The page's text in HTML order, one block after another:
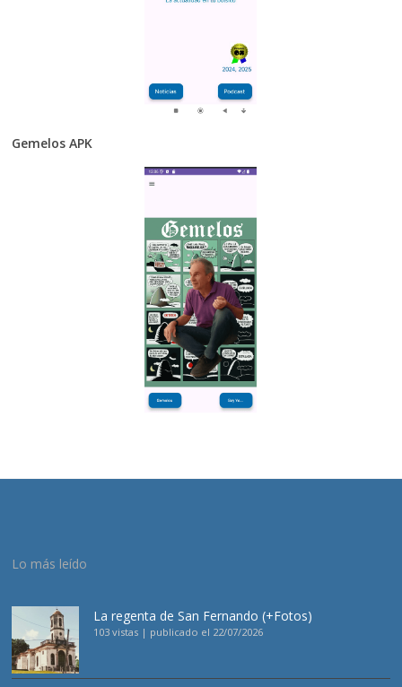
Gemelos APK
Lo más leído
La regenta de San Fernando (+Fotos)
103 vistas | publicado el 22/07/2026